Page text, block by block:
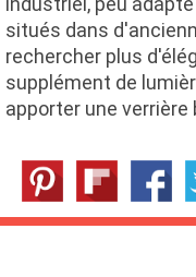
situés dans
rechercher plus
supplément de
apporter une verrière